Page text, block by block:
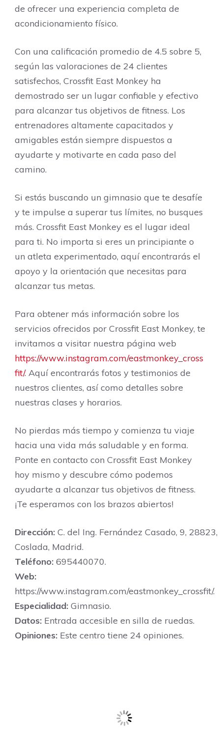
de ofrecer una experiencia completa de
acondicionamiento físico.
Con una calificación promedio de 4.5 sobre 5,
según las valoraciones de 24 clientes
satisfechos, Crossfit East Monkey ha
demostrado ser un lugar confiable y efectivo
para alcanzar tus objetivos de fitness. Los
entrenadores altamente capacitados y
amigables están siempre dispuestos a
ayudarte y motivarte en cada paso del
camino.
Si estás buscando un gimnasio que te desafíe
y te impulse a superar tus límites, no busques
más. Crossfit East Monkey es el lugar ideal
para ti. No importa si eres un principiante o
un atleta experimentado, aquí encontrarás el
apoyo y la orientación que necesitas para
alcanzar tus metas.
Para obtener más información sobre los
servicios ofrecidos por Crossfit East Monkey, te
invitamos a visitar nuestra página web
https://www.instagram.com/eastmonkey_cross
fit/. Aquí encontrarás fotos y testimonios de
nuestros clientes, así como detalles sobre
nuestras clases y horarios.
No pierdas más tiempo y comienza tu viaje
hacia una vida más saludable y en forma.
Ponte en contacto con Crossfit East Monkey
hoy mismo y descubre cómo podemos
ayudarte a alcanzar tus objetivos de fitness.
¡Te esperamos con los brazos abiertos!
Dirección: C. del Ing. Fernández Casado, 9, 28823,
Coslada, Madrid.
Teléfono: 695440070.
Web:
https://www.instagram.com/eastmonkey_crossfit/.
Especialidad: Gimnasio.
Datos: Entrada accesible en silla de ruedas.
Opiniones: Este centro tiene 24 opiniones.